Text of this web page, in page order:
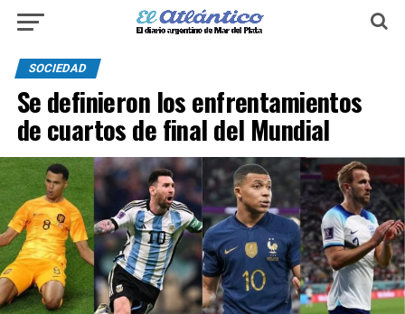
SOCIEDAD
Se definieron los enfrentamientos
de cuartos de final del Mundial